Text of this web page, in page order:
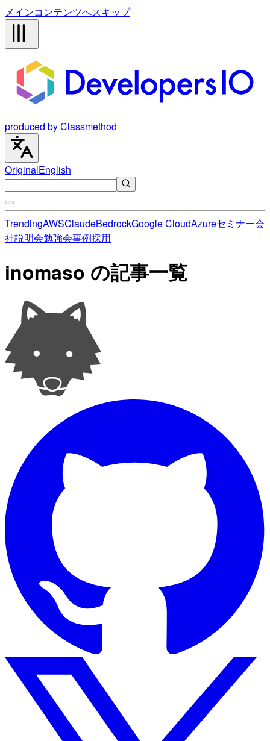
メインコンテンツへスキップ
produced by Classmethod
OriginalEnglish
TrendingAWSClaudeBedrockGoogle CloudAzureセミナー会
社説明会勉強会事例採用
inomaso の記事一覧